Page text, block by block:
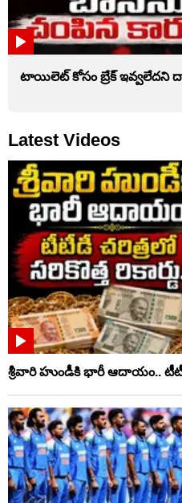
టాయిలెట్‌ కోసం బ్రేక్‌ ఇవ్వలేదని
Latest Videos
శ్రీవారి హుండీకి భారీ ఆదాయం.. టీటీడీ